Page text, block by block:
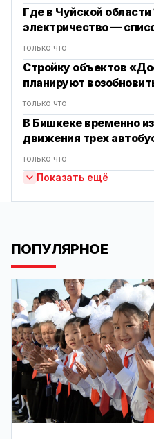
Где в Чуйской
электричество —
только что
Стройку объектов
планируют
только что
В Бишкеке временно
движения трех
только что
Показать ещё
ПОПУЛЯРНОЕ